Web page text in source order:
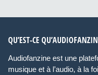
QU’EST-CE
Audiofanzine est une
musique et à l’audio, à la